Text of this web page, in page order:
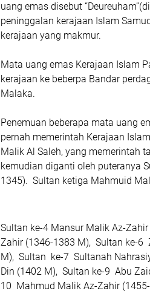
uang emas disebut
peninggalan kerajaan Islam
kerajaan yang makmur.
Mata uang emas Kerajaan Islam
kerajaan ke beberpa Bandar
Malaka.
Penemuan beberapa mata uang
pernah memerintah Kerajaan
Malik Al Saleh, yang memerintah
kemudian diganti oleh puteranya
1345). Sultan ketiga Mahmuid
Sultan ke-4 Mansur Malik Az-
Zahir (1346-1383 M), Sultan ke-6
M), Sultan ke-7 Sultanah
Din (1402 M), Sultan ke-9 Abu
10 Mahmud Malik Az-Zahir